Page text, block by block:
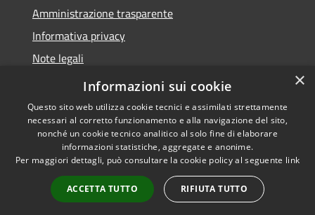
Amministrazione trasparente
Informativa privacy
Note legali
Dichiarazione di accessibilità
Accessibilità
Copyright © 2026 • Comune di
San Pellegrino Terme •
Powered byMunicipium
Accesso redazione
×
Informazioni sui cookie
Questo sito web utilizza cookie tecnici e assimilati strettamente
necessari al corretto funzionamento e alla navigazione del sito,
nonché un cookie tecnico analitico al solo fine di elaborare
informazioni statistiche, aggregate e anonime.
Per maggiori dettagli, può consultare la cookie policy al seguente link
ACCETTA TUTTO RIFIUTA TUTTO